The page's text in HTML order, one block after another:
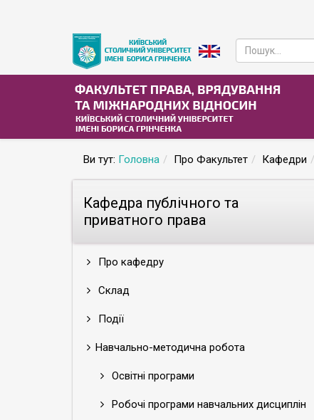
Ви тут: Головна Про Факультет Кафедри
Кафедра публічного та
приватного права
Про кафедру
Склад
Події
Навчально-методична робота
Освітні програми
Робочі програми навчальних дисциплін